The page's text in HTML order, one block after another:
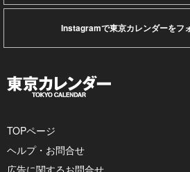
Instagramで東京カレンダーをフ
TOPページ
ヘルプ・お問合せ